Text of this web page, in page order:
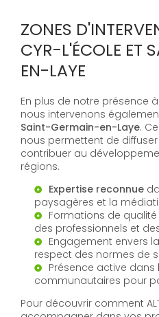
ZONES
CYR-L'ÉCOLE ET
EN-LAYE
En plus de notre présence
nous intervenons
Saint-Germain-en-Laye.
nous permettent de
contribuer au
régions.
Expertise reconnue
paysagères et la
Formations de
des professionnels et
Engagement envers
respect des normes de
Présence active dans
communautaires pour
Pour découvrir comment